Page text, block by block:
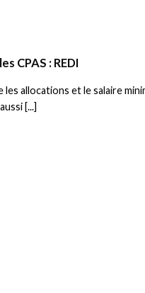
CPAS : REDI
les allocations et le salaire
[...]